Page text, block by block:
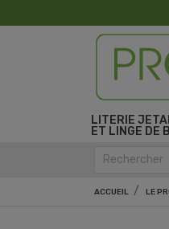
LITERIE
ET LINGE DE
ACCUEIL LE